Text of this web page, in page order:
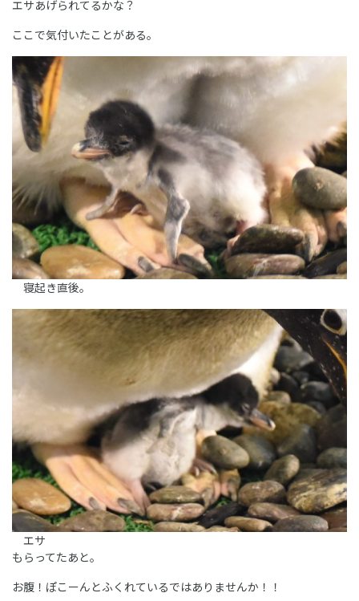
エサあげられてるかな？
ここで気付いたことがある。
寝起き直後。
エサ
もらってたあと。
お腹！ぽこーんとふくれているではありませんか！！